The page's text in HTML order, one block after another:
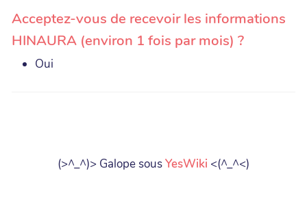
Acceptez-vous de recevoir les informations
HINAURA (environ 1 fois par mois) ?
Oui
(>^_^)> Galope sousYesWiki <(^_^<)